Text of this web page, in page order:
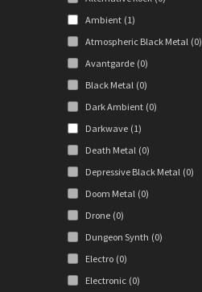
Ambient (1)
Atmospheric Black Metal (0)
Avantgarde (0)
Black Metal (0)
Dark Ambient (0)
Darkwave (1)
Death Metal (0)
Depressive Black Metal (0)
Doom Metal (0)
Drone (0)
Dungeon Synth (0)
Electro (0)
Electronic (0)